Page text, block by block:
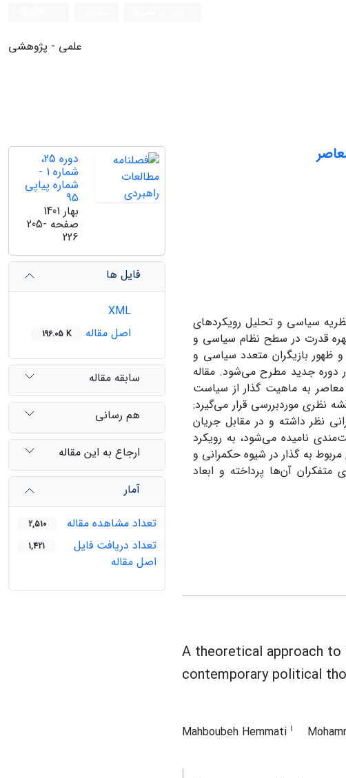
علمی - پژوهشی
سیاسی و تحلیل رویکردهای
قدرت در سطح نظام سیاسی و
ظهور بازیگران متعدد سیاسی و
دوره جدید مطرح می‌شود. مقاله
به ماهیت گذار از سیاست
نظری موردبررسی قرار می‌گیرد:
نظر داشته و در مقابل جریان
نامیده می‌شود، به رویکرد
به گذار در شیوه حکمرانی و
آن‌ها پرداخته و ابعاد
A theoretical approach
contemporary political
Mahboubeh Hemmati 1
دوره 25،
شماره 1 -
شماره پیاپی
95
بهار 1401
صفحه 205-
226
فایل ها
اصل مقاله
196.05 K
سابقه مقاله
هم رسانی
ارجاع به این مقاله
آمار
تعداد مشاهده مقاله
2,510
تعداد دریافت فایل
اصل مقاله
1,421